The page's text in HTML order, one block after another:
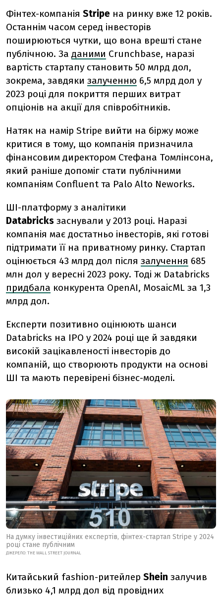
Фінтех-компанія Stripe на ринку вже 12 років.
Останнім часом серед інвесторів
поширюються чутки, що вона врешті стане
публічною. За даними Crunchbase, наразі
вартість стартапу становить 50 млрд дол,
зокрема, завдяки залученню 6,5 млрд дол у
2023 році для покриття перших витрат
опціонів на акції для співробітників.
Натяк на намір Stripe вийти на біржу може
критися в тому, що компанія призначила
фінансовим директором Стефана Томлінсона,
який раніше допоміг стати публічними
компаніям Confluent та Palo Alto Neworks.
ШІ-платформу з аналітики
Databricks заснували у 2013 році. Наразі
компанія має достатньо інвесторів, які готові
підтримати її на приватному ринку. Стартап
оцінюється 43 млрд дол після залучення 685
млн дол у вересні 2023 року. Тоді ж Databricks
придбала конкурента OpenAI, MosaicML за 1,3
млрд дол.
Експерти позитивно оцінюють шанси
Databricks на IPO у 2024 році ще й завдяки
високій зацікавленості інвесторів до
компаній, що створюють продукти на основі
ШІ та мають перевірені бізнес-моделі.
На думку інвестиційних експертів, фінтех-стартап Stripe у 2024
році стане публічним
ДЖЕРЕЛО: THE WALL STREET JOURNAL
Китайський fashion-ритейлер Shein залучив
близько 4,1 млрд дол від провідних